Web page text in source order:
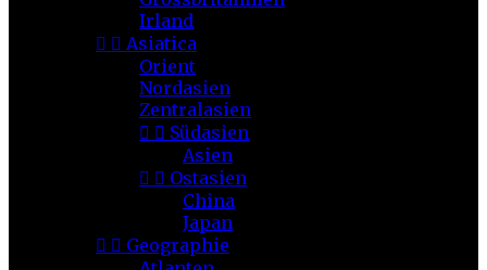
Irland
  Asiatica
Orient
Nordasien
Zentralasien
  Südasien
Asien
  Ostasien
China
Japan
  Geographie